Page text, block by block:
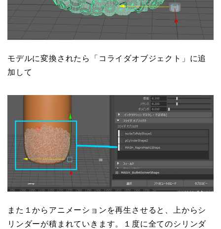
モデルに変換されたら「コライダオブジェクト」に追
加して
また１からアニメーションを再生させると、上からシ
リンダーが積まれていきます。１度に全てのシリンダ